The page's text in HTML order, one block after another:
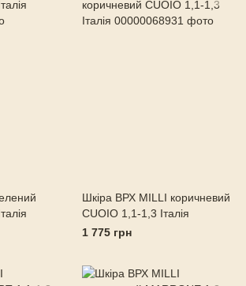
Шкіра ВРХ MILLI коричневий
CUOIO 1,1-1,3 Італія
1 775 грн